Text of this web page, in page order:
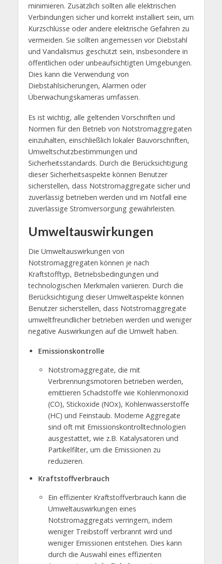
minimieren. Zusätzlich sollten alle elektrischen
Verbindungen sicher und korrekt installiert sein, um
Kurzschlüsse oder andere elektrische Gefahren zu
vermeiden. Sie sollten angemessen vor Diebstahl
und Vandalismus geschützt sein, insbesondere in
öffentlichen oder unbeaufsichtigten Umgebungen.
Dies kann die Verwendung von
Diebstahlsicherungen, Alarmen oder
Überwachungskameras umfassen.
Es ist wichtig, alle geltenden Vorschriften und
Normen für den Betrieb von Notstromaggregaten
einzuhalten, einschließlich lokaler Bauvorschriften,
Umweltschutzbestimmungen und
Sicherheitsstandards. Durch die Berücksichtigung
dieser Sicherheitsaspekte können Benutzer
sicherstellen, dass Notstromaggregate sicher und
zuverlässig betrieben werden und im Notfall eine
zuverlässige Stromversorgung gewährleisten.
Umweltauswirkungen
Die Umweltauswirkungen von
Notstromaggregaten können je nach
Kraftstofftyp, Betriebsbedingungen und
technologischen Merkmalen variieren. Durch die
Berücksichtigung dieser Umweltaspekte können
Benutzer sicherstellen, dass Notstromaggregate
umweltfreundlicher betrieben werden und weniger
negative Auswirkungen auf die Umwelt haben.
Emissionskontrolle
Notstromaggregate, die mit
Verbrennungsmotoren betrieben werden,
emittieren Schadstoffe wie Kohlenmonoxid
(CO), Stickoxide (NOx), Kohlenwasserstoffe
(HC) und Feinstaub. Moderne Aggregate
sind oft mit Emissionskontrolltechnologien
ausgestattet, wie z.B. Katalysatoren und
Partikelfilter, um die Emissionen zu
reduzieren.
Kraftstoffverbrauch
Ein effizienter Kraftstoffverbrauch kann die
Umweltauswirkungen eines
Notstromaggregats verringern, indem
weniger Treibstoff verbrannt wird und
weniger Emissionen entstehen. Dies kann
durch die Auswahl eines effizienten